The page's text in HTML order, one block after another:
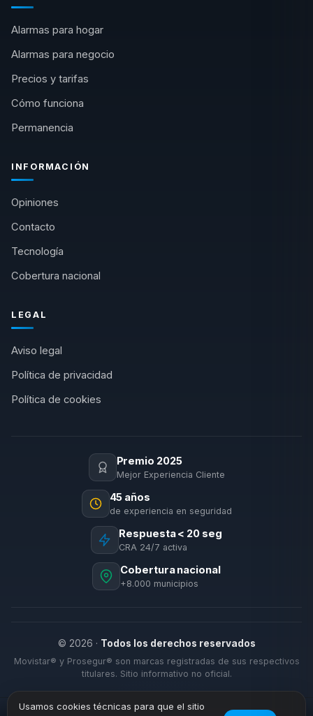
Usamos cookies técnicas para que el sitio
Alarmas para hogar
Alarmas para negocio
Precios y tarifas
Cómo funciona
Permanencia
INFORMACIÓN
Opiniones
Contacto
Tecnología
Cobertura nacional
LEGAL
Aviso legal
Política de privacidad
Política de cookies
Premio 2025
Mejor Experiencia Cliente
45 años
de experiencia en seguridad
Respuesta < 20 seg
CRA 24/7 activa
Cobertura nacional
+8.000 municipios
© 2026 · Todos los derechos reservados
Movistar® y Prosegur® son marcas registradas de sus respectivos
titulares. Sitio informativo no oficial.